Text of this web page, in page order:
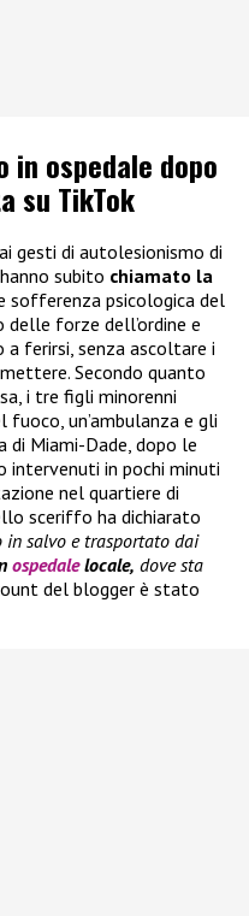
in ospedale dopo
su TikTok
gesti di autolesionismo di
subito chiamato la
sofferenza psicologica del
forze dell’ordine e
ferirsi, senza ascoltare i
Secondo quanto
i tre figli minorenni
fuoco, un’ambulanza e gli
Miami-Dade, dopo le
intervenuti in pochi minuti
nel quartiere di
sceriffo ha dichiarato
in salvo e trasportato dai
ospedalelocale, dove sta
del blogger è stato